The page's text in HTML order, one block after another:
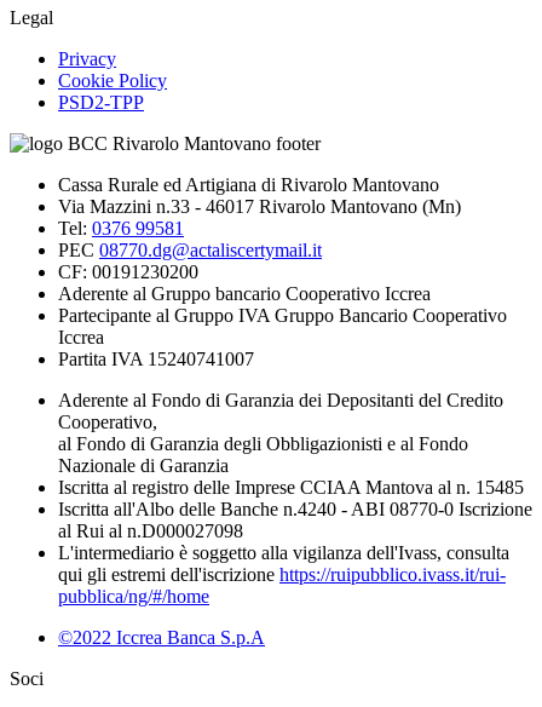
Legal
Privacy
Cookie Policy
PSD2-TPP
Cassa Rurale ed Artigiana di Rivarolo Mantovano
Via Mazzini n.33 - 46017 Rivarolo Mantovano (Mn)
Tel: 0376 99581
PEC 08770.dg@actaliscertymail.it
CF: 00191230200
Aderente al Gruppo bancario Cooperativo Iccrea
Partecipante al Gruppo IVA Gruppo Bancario Cooperativo
Iccrea
Partita IVA 15240741007
Aderente al Fondo di Garanzia dei Depositanti del Credito
Cooperativo,
al Fondo di Garanzia degli Obbligazionisti e al Fondo
Nazionale di Garanzia
Iscritta al registro delle Imprese CCIAA Mantova al n. 15485
Iscritta all'Albo delle Banche n.4240 - ABI 08770-0 Iscrizione
al Rui al n.D000027098
L'intermediario è soggetto alla vigilanza dell'Ivass, consulta
qui gli estremi dell'iscrizione https://ruipubblico.ivass.it/rui-
pubblica/ng/#/home
©2022 Iccrea Banca S.p.A
Soci